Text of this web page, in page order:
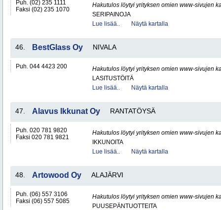
Puh. (02) 235 1111
Faksi (02) 235 1070
Hakutulos löytyi yrityksen omien www-sivujen
SERIPAINOJA
Lue lisää..
Näytä kartalla
46. BestGlass Oy NIVALA
Puh. 044 4423 200
Hakutulos löytyi yrityksen omien www-sivujen
LASITUSTÖITÄ
Lue lisää..
Näytä kartalla
47. Alavus Ikkunat Oy RANTATÖYSÄ
Puh. 020 781 9820
Faksi 020 781 9821
Hakutulos löytyi yrityksen omien www-sivujen
IKKUNOITA
Lue lisää..
Näytä kartalla
48. Artowood Oy ALAJÄRVI
Puh. (06) 557 3106
Faksi (06) 557 5085
Hakutulos löytyi yrityksen omien www-sivujen
PUUSEPÄNTUOTTEITA